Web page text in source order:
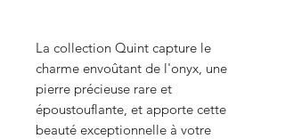
La collection Quint capture le
charme envoûtant de l'onyx, une
pierre précieuse rare et
époustouflante, et apporte cette
beauté exceptionnelle à votre